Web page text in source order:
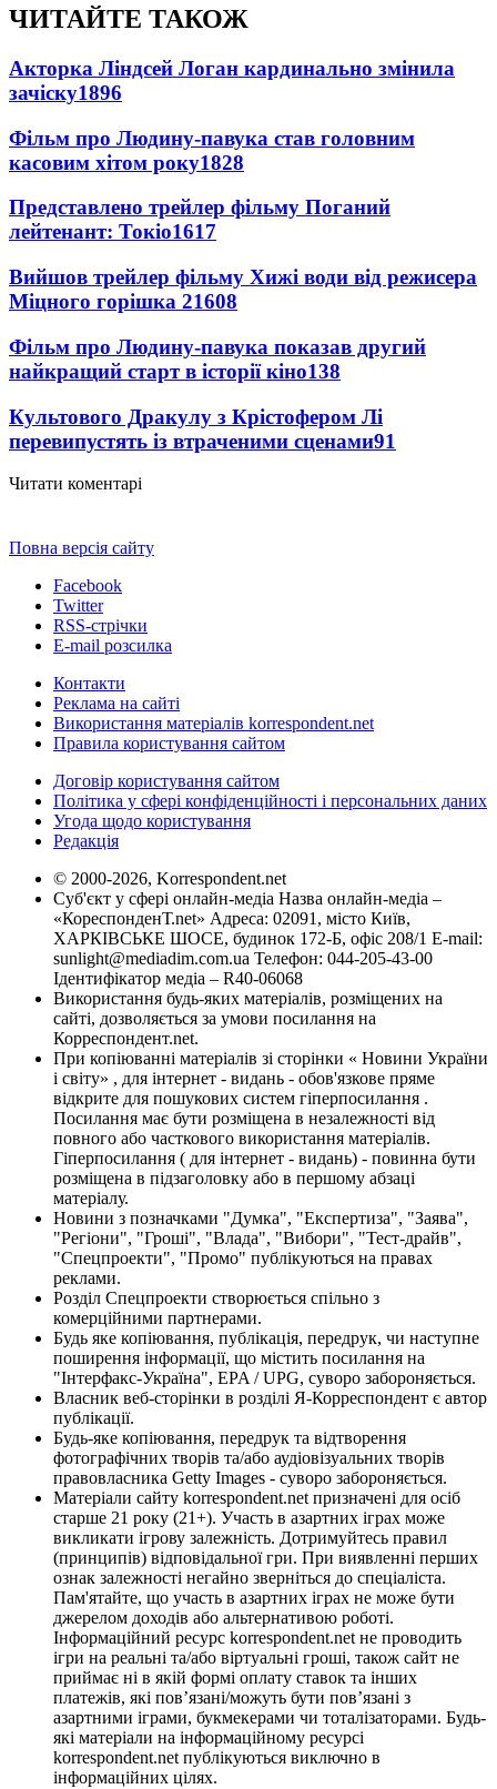
ЧИТАЙТЕ ТАКОЖ
Акторка Ліндсей Логан кардинально змінила
зачіску1896
Фільм про Людину-павука став головним
касовим хітом року1828
Представлено трейлер фільму Поганий
лейтенант: Токіо1617
Вийшов трейлер фільму Хижі води від режисера
Міцного горішка 21608
Фільм про Людину-павука показав другий
найкращий старт в історії кіно138
Культового Дракулу з Крістофером Лі
перевипустять із втраченими сценами91
Читати коментарі
Повна версія сайту
Facebook
Twitter
RSS-стрічки
E-mail розсилка
Контакти
Реклама на сайті
Використання матеріалів korrespondent.net
Правила користування сайтом
Договір користування сайтом
Політика у сфері конфіденційності і персональних даних
Угода щодо користування
Редакція
© 2000-2026, Korrespondent.net
Суб'єкт у сфері онлайн-медіа Назва онлайн-медіа –
«КореспонденТ.net» Адреса: 02091, місто Київ,
ХАРКІВСЬКЕ ШОСЕ, будинок 172-Б, офіс 208/1 E-mail:
sunlight@mediadim.com.ua Телефон: 044-205-43-00
Ідентифікатор медіа – R40-06068
Використання будь-яких матеріалів, розміщених на
сайті, дозволяється за умови посилання на
Корреспондент.net.
При копіюванні матеріалів зі сторінки « Новини України
і світу» , для інтернет - видань - обов'язкове пряме
відкрите для пошукових систем гіперпосилання .
Посилання має бути розміщена в незалежності від
повного або часткового використання матеріалів.
Гіперпосилання ( для інтернет - видань) - повинна бути
розміщена в підзаголовку або в першому абзаці
матеріалу.
Новини з позначками "Думка", "Експертиза", "Заява",
"Регіони", "Гроші", "Влада", "Вибори", "Тест-драйв",
"Спецпроекти", "Промо" публікуються на правах
реклами.
Розділ Спецпроекти створюється спільно з
комерційними партнерами.
Будь яке копіювання, публікація, передрук, чи наступне
поширення інформації, що містить посилання на
"Інтерфакс-Україна", EPA / UPG, суворо забороняється.
Власник веб-сторінки в розділі Я-Корреспондент є автор
публікації.
Будь-яке копіювання, передрук та відтворення
фотографічних творів та/або аудіовізуальних творів
правовласника Getty Images - суворо забороняється.
Матеріали сайту korrespondent.net призначені для осіб
старше 21 року (21+). Участь в азартних іграх може
викликати ігрову залежність. Дотримуйтесь правил
(принципів) відповідальної гри. При виявленні перших
ознак залежності негайно зверніться до спеціаліста.
Пам'ятайте, що участь в азартних іграх не може бути
джерелом доходів або альтернативою роботі.
Інформаційний ресурс korrespondent.net не проводить
ігри на реальні та/або віртуальні гроші, також сайт не
приймає ні в якій формі оплату ставок та інших
платежів, які пов’язані/можуть бути пов’язані з
азартними іграми, букмекерами чи тоталізаторами. Будь-
які матеріали на інформаційному ресурсі
korrespondent.net публікуються виключно в
інформаційних цілях.